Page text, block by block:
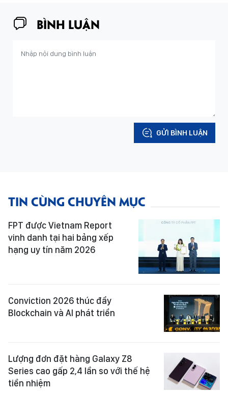
BÌNH LUẬN
GỬI BÌNH LUẬN
TIN CÙNG CHUYÊN MỤC
FPT được Vietnam Report
vinh danh tại hai bảng xếp
hạng uy tín năm 2026
Conviction 2026 thúc đẩy
Blockchain và AI phát triển
Lượng đơn đặt hàng Galaxy Z8
Series cao gấp 2,4 lần so với thế hệ
tiền nhiệm